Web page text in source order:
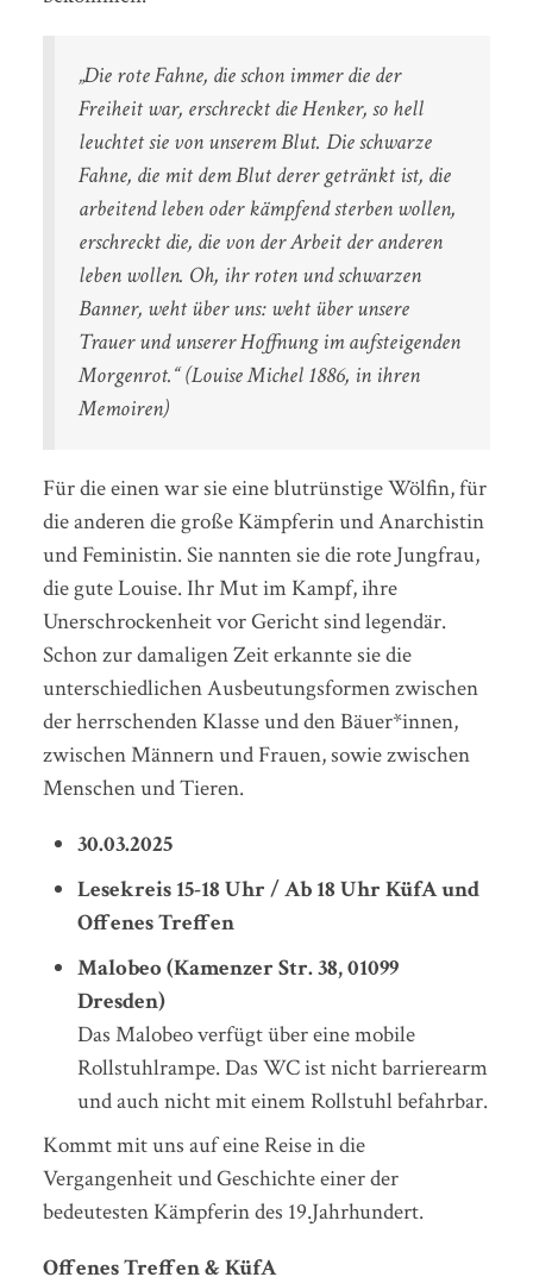
„Die rote Fahne, die schon immer die der
Freiheit war, erschreckt die Henker, so hell
leuchtet sie von unserem Blut. Die schwarze
Fahne, die mit dem Blut derer getränkt ist, die
arbeitend leben oder kämpfend sterben wollen,
erschreckt die, die von der Arbeit der anderen
leben wollen. Oh, ihr roten und schwarzen
Banner, weht über uns: weht über unsere
Trauer und unserer Hoffnung im aufsteigenden
Morgenrot.“ (Louise Michel 1886, in ihren
Memoiren)
Für die einen war sie eine blutrünstige Wölfin, für
die anderen die große Kämpferin und Anarchistin
und Feministin. Sie nannten sie die rote Jungfrau,
die gute Louise. Ihr Mut im Kampf, ihre
Unerschrockenheit vor Gericht sind legendär.
Schon zur damaligen Zeit erkannte sie die
unterschiedlichen Ausbeutungsformen zwischen
der herrschenden Klasse und den Bäuer*innen,
zwischen Männern und Frauen, sowie zwischen
Menschen und Tieren.
30.03.2025
Lesekreis 15-18 Uhr / Ab 18 Uhr KüfA und
Offenes Treffen
Malobeo (Kamenzer Str. 38, 01099
Dresden)
Das Malobeo verfügt über eine mobile
Rollstuhlrampe. Das WC ist nicht barrierearm
und auch nicht mit einem Rollstuhl befahrbar.
Kommt mit uns auf eine Reise in die
Vergangenheit und Geschichte einer der
bedeutesten Kämpferin des 19.Jahrhundert.
Offenes Treffen & KüfA